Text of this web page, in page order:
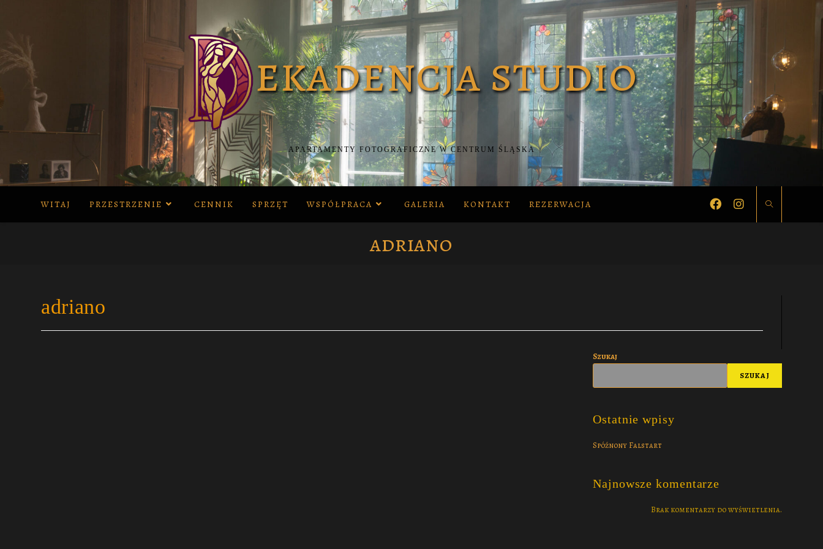
APARTAMENTY FOTOGRAFICZNE W CENTRUM ŚLĄSKA
WITAJ PRZESTRZENIE CENNIK SPRZĘT WSPÓŁPRACA GALERIA KONTAKT REZERWACJA
adriano
adriano
Szukaj
SZUKAJ
Ostatnie wpisy
Spóźnony Falstart
Najnowsze komentarze
Brak komentarzy do wyświetlenia.